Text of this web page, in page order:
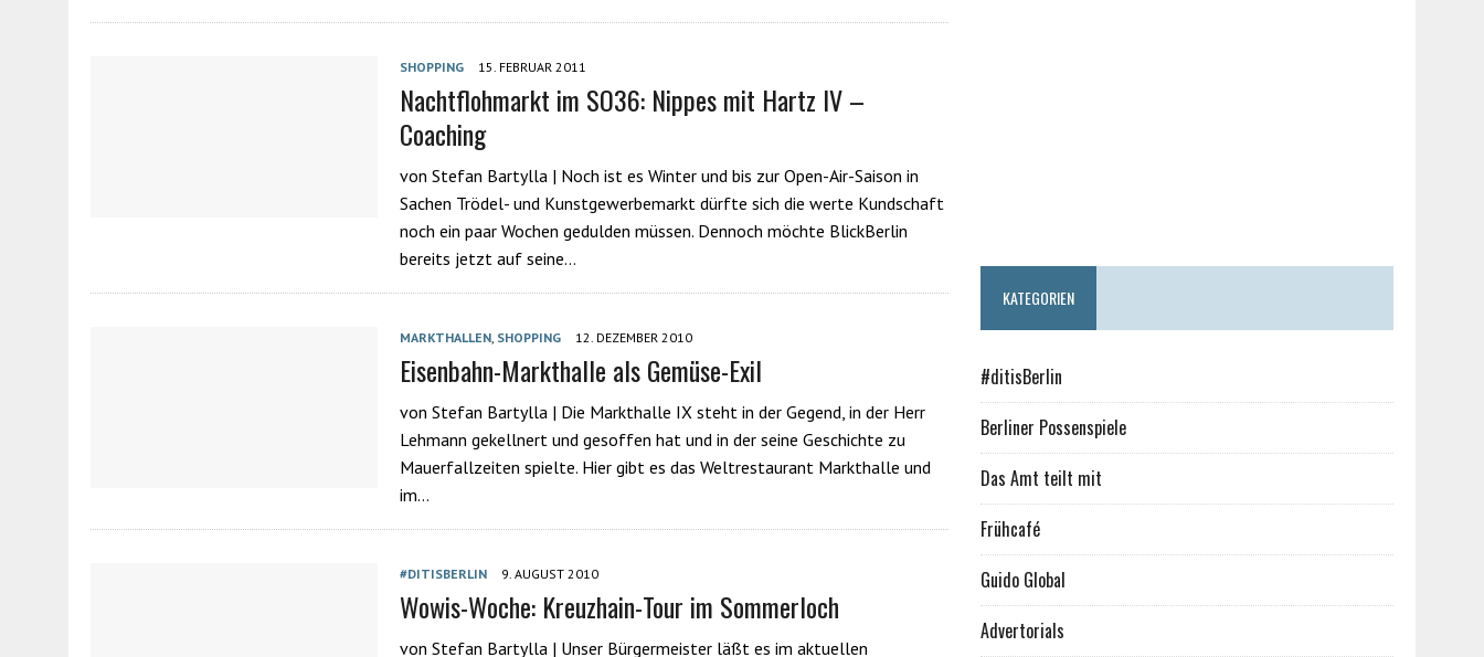
SHOPPING 15. FEBRUAR 2011
Nachtflohmarkt im SO36: Nippes mit Hartz IV –
Coaching
von Stefan Bartylla | Noch ist es Winter und bis zur Open-Air-Saison in
Sachen Trödel- und Kunstgewerbemarkt dürfte sich die werte Kundschaft
noch ein paar Wochen gedulden müssen. Dennoch möchte BlickBerlin
bereits jetzt auf seine…
MARKTHALLEN, SHOPPING 12. DEZEMBER 2010
Eisenbahn-Markthalle als Gemüse-Exil
von Stefan Bartylla | Die Markthalle IX steht in der Gegend, in der Herr
Lehmann gekellnert und gesoffen hat und in der seine Geschichte zu
Mauerfallzeiten spielte. Hier gibt es das Weltrestaurant Markthalle und
im…
#DITISBERLIN 9. AUGUST 2010
Wowis-Woche: Kreuzhain-Tour im Sommerloch
von Stefan Bartylla | Unser Bürgermeister läßt es im aktuellen
KATEGORIEN
#ditisBerlin
Berliner Possenspiele
Das Amt teilt mit
Frühcafé
Guido Global
Advertorials